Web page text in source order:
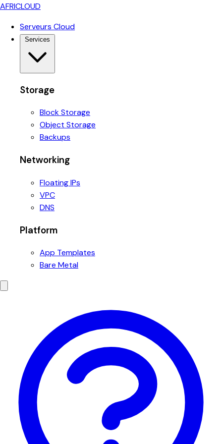
AFRICLOUD
Serveurs Cloud
Services
Storage
Block Storage
Object Storage
Backups
Networking
Floating IPs
VPC
DNS
Platform
App Templates
Bare Metal